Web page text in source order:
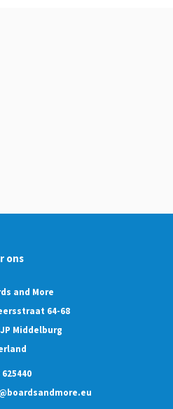
ons
and More
64-68
Middelburg
625440